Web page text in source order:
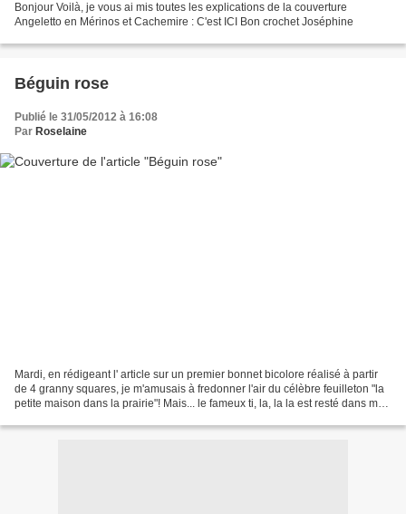
Bonjour Voilà, je vous ai mis toutes les explications de la couverture
Angeletto en Mérinos et Cachemire : C'est ICI Bon crochet Joséphine
Béguin rose
Publié le 31/05/2012 à 16:08
Par Roselaine
Mardi, en rédigeant l' article sur un premier bonnet bicolore réalisé à partir
de 4 granny squares, je m'amusais à fredonner l'air du célèbre feuilleton "la
petite maison dans la prairie"! Mais... le fameux ti, la, la la est resté dans ma